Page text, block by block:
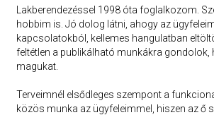
Lakberendezéssel 1998 óta foglalkozom.
hobbim is. Jó dolog látni, ahogy az
kapcsolatokból, kellemes hangulatban
feltétlen a publikálható munkákra
magukat.
Terveimnél elsődleges szempont a
közös munka az ügyfeleimmel, hiszen az ő